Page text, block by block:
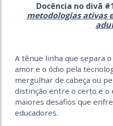
Docência no divã
metodologias ativas
A tênue linha que separa
amor e o ódio pela
mergulhar de cabeça ou
distinção entre o certo e o
maiores desafios que
educadores.